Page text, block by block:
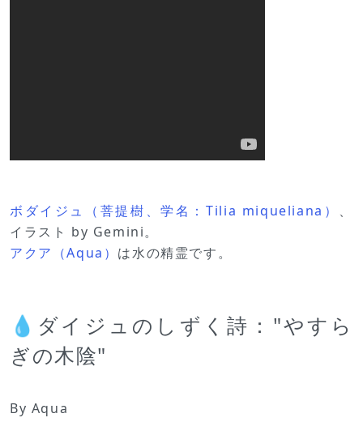
ボダイジュ（菩提樹、学名：Tilia miqueliana） 、
イラスト by Gemini。
アクア（Aqua） は水の精霊です。
💧ダイジュのしずく詩："やすら
ぎの木陰"
By Aqua